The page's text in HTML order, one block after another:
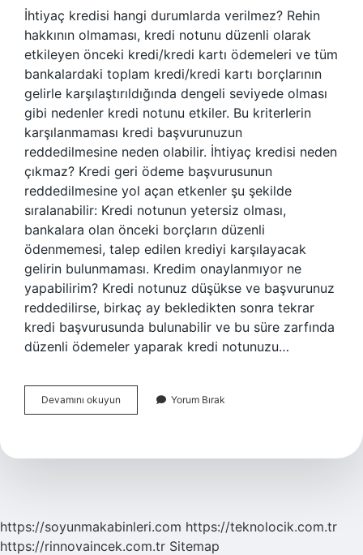
İhtiyaç kredisi hangi durumlarda verilmez? Rehin
hakkının olmaması, kredi notunu düzenli olarak
etkileyen önceki kredi/kredi kartı ödemeleri ve tüm
bankalardaki toplam kredi/kredi kartı borçlarının
gelirle karşılaştırıldığında dengeli seviyede olması
gibi nedenler kredi notunu etkiler. Bu kriterlerin
karşılanmaması kredi başvurunuzun
reddedilmesine neden olabilir. İhtiyaç kredisi neden
çıkmaz? Kredi geri ödeme başvurusunun
reddedilmesine yol açan etkenler şu şekilde
sıralanabilir: Kredi notunun yetersiz olması,
bankalara olan önceki borçların düzenli
ödenmemesi, talep edilen krediyi karşılayacak
gelirin bulunmaması. Kredim onaylanmıyor ne
yapabilirim? Kredi notunuz düşükse ve başvurunuz
reddedilirse, birkaç ay bekledikten sonra tekrar
kredi başvurusunda bulunabilir ve bu süre zarfında
düzenli ödemeler yaparak kredi notunuzu…
Devamını okuyun
Kredisi
Yorum Bırak
https://soyunmakabinleri.com https://teknolocik.com.tr
https://rinnovaincek.com.tr Sitemap